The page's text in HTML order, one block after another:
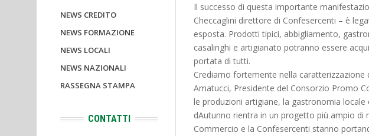
Il successo di questa importante
Checcaglini direttore di Confesercenti – è
esposta. Prodotti tipici, abbigliamento,
casalinghi e artigianato potranno essere
portata di tutti.
Crediamo fortemente nella
Amatucci, Presidente del Consorzio Promo
le produzioni artigiane, la gastronomia locale
dAutunno rientra in un progetto più ampio
Commercio e la Confesercenti stanno
NEWS CREDITO
NEWS FORMAZIONE
NEWS LOCALI
NEWS NAZIONALI
RASSEGNA STAMPA
CONTATTI